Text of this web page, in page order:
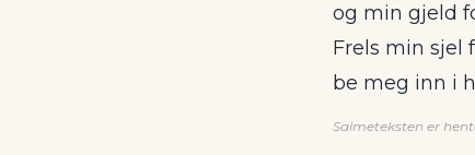
og min gjeld
Frels min sjel
be meg inn i
Salmeteksten er